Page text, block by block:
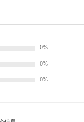
0%
0%
0%